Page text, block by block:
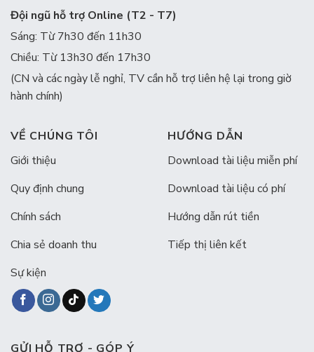
Đội ngũ hỗ trợ Online (T2 - T7)
Sáng: Từ 7h30 đến 11h30
Chiều: Từ 13h30 đến 17h30
(CN và các ngày lễ nghỉ, TV cần hỗ trợ liên hệ lại trong giờ
hành chính)
VỀ CHÚNG TÔI
Giới thiệu
Quy định chung
Chính sách
Chia sẻ doanh thu
Sự kiện
HƯỚNG DẪN
Download tài liệu miễn phí
Download tài liệu có phí
Hướng dẫn rút tiền
Tiếp thị liên kết
GỬI HỖ TRỢ - GÓP Ý